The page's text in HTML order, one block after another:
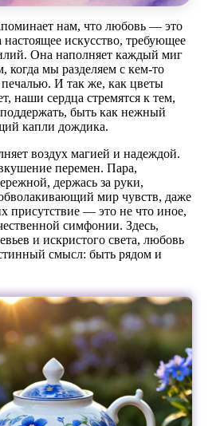
нам, что любовь — это
настоящее искусство, требующее
Она наполняет каждый миг
когда мы разделяем с кем-то
И так же, как цветы
наши сердца стремятся к тем,
быть как нежный
капли дождика.
воздух магией и надеждой.
перемен. Пара,
держась за руки,
мир чувств, даже
присутствие — это не что иное,
симфонии. Здесь,
и искристого света, любовь
смысл: быть рядом и